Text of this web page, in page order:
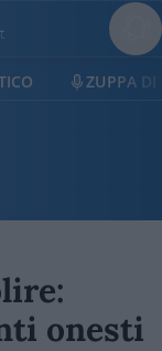
ZUPPA DI PORRO
onesti